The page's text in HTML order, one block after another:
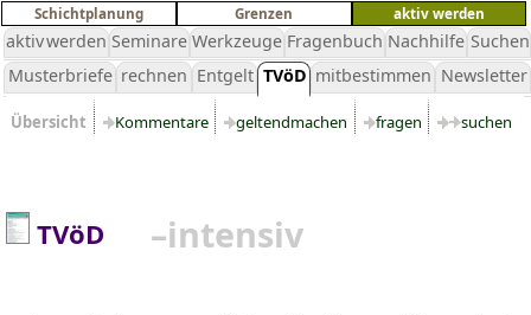
Schichtplanung Grenzen aktiv werden
aktiv werden Seminare Werkzeuge Fragenbuch Nachhilfe Suchen
Musterbriefe rechnen Entgelt TVöD mitbestimmen Newsletter
Übersicht Kommentare geltendmachen fragen suchen
TVöD–intensiv